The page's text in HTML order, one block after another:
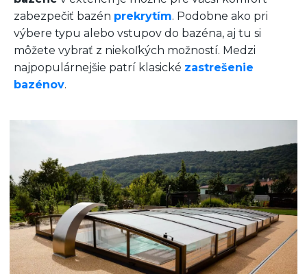
zabezpečiť bazén prekrytím. Podobne ako pri
výbere typu alebo vstupov do bazéna, aj tu si
môžete vybrať z niekoľkých možností. Medzi
najpopulárnejšie patrí klasické zastrešenie
bazénov.